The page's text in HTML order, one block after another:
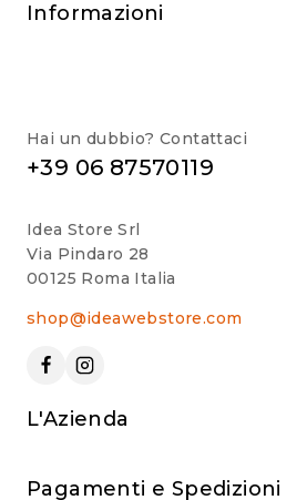
Informazioni
Hai un dubbio? Contattaci
+39 06 87570119
Idea Store Srl
Via Pindaro 28
00125 Roma Italia
shop@ideawebstore.com
L'Azienda
Pagamenti e Spedizioni